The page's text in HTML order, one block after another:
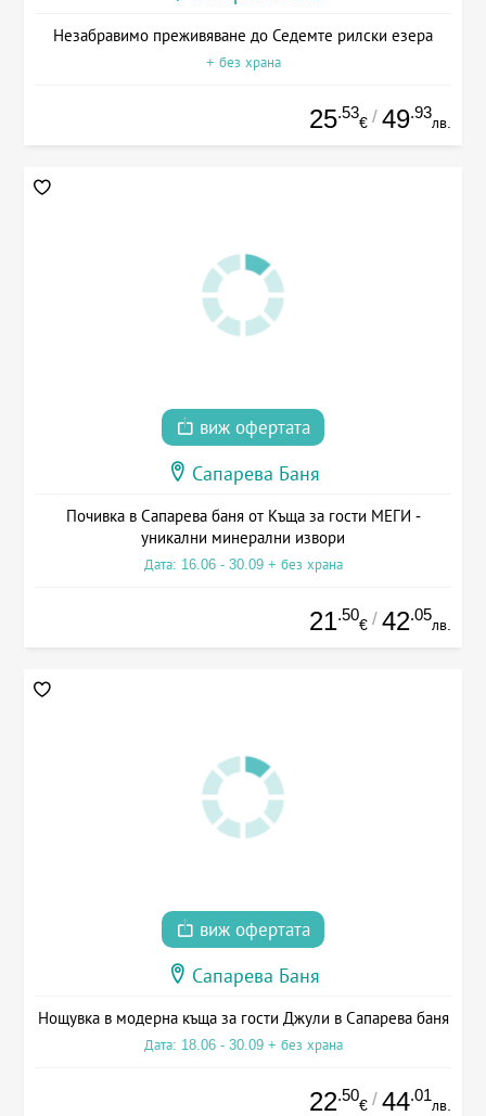
Незабравимо преживяване до Седемте рилски езера
+ без храна
25.53
€ / 49.93
лв.
виж офертата
Сапарева Баня
Почивка в Сапарева баня от Къща за гости МЕГИ -
уникални минерални извори
Дата: 16.06 - 30.09 + без храна
21.50
€ / 42.05
лв.
виж офертата
Сапарева Баня
Нощувка в модерна къща за гости Джули в Сапарева баня
Дата: 18.06 - 30.09 + без храна
22.50
€ / 44.01
лв.